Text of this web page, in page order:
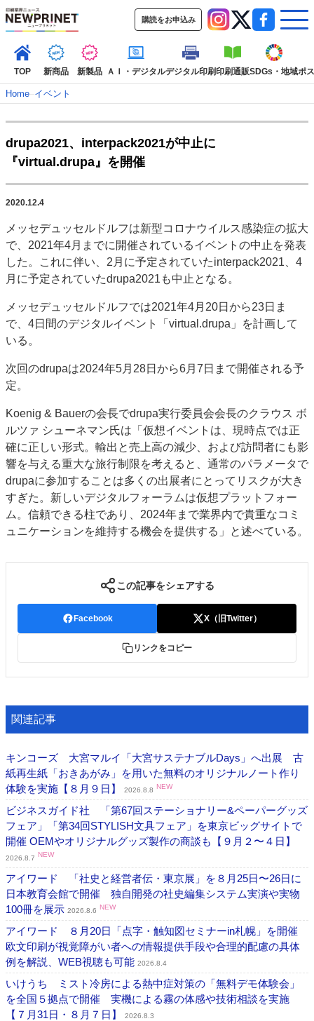
購読をお申込み
TOP 新商品 新製品 ＡＩ・デジタルデジタル印刷印刷通販SDGs・地域ポ
TOP
新着記事 特集記事
インタビュー
コレクション
SDGs・地域
ポストプレス ビジネス イベント 信用情報
業界
市場・統計
人事・移転・異動・訃報
特集記事カテゴリー一覧
2022 見える化・MIS特集
特集・デジタル印刷 アイデアで勝負！ ～多様なビジネス・多彩な商材～
特集・デジタル印刷 ～ 新成長軌道を描く
発刊案内
JFPI印刷用語集 印刷機材年鑑
運営
会社案内
購読・購入申し込み
サイトポリシー
お問い合わせ
Home–イベント
drupa2021、interpack2021が中止に
『virtual.drupa』を開催
2020.12.4
メッセデュッセルドルフは新型コロナウイルス感染症の拡大
で、2021年4月までに開催されているイベントの中止を発表
した。これに伴い、2月に予定されていたinterpack2021、4
月に予定されていたdrupa2021も中止となる。
メッセデュッセルドルフでは2021年4月20日から23日ま
で、4日間のデジタルイベント「virtual.drupa」を計画して
いる。
次回のdrupaは2024年5月28日から6月7日まで開催される予
定。
Koenig & Bauerの会長でdrupa実行委員会会長のクラウス ボ
ルツァ シューネマン氏は「仮想イベントは、現時点では正
確に正しい形式。輸出と売上高の減少、および訪問者にも影
響を与える重大な旅行制限を考えると、通常のパラメータで
drupaに参加することは多くの出展者にとってリスクが大き
すぎた。新しいデジタルフォーラムは仮想プラットフォー
ム。信頼できる柱であり、2024年まで業界内で貴重なコミ
ュニケーションを維持する機会を提供する」と述べている。
この記事をシェアする
Facebook X（旧Twitter）
リンクをコピー
関連記事
キンコーズ 大宮マルイ「大宮サステナブルDays」へ出展 古
紙再生紙「おきあがみ」を用いた無料のオリジナルノート作り
体験を実施【８月９日】
2026.8.8 NEW
ビジネスガイド社 「第67回ステーショナリー&ペーパーグッズ
フェア」「第34回STYLISH文具フェア」を東京ビッグサイトで
開催 OEMやオリジナルグッズ製作の商談も【９月２〜４日】
2026.8.7 NEW
アイワード 「社史と経営者伝・東京展」を８月25日〜26日に
日本教育会館で開催 独自開発の社史編集システム実演や実物
100冊を展示 2026.8.6 NEW
アイワード ８月20日「点字・触知図セミナーin札幌」を開催
欧文印刷が視覚障がい者への情報提供手段や合理的配慮の具体
例を解説、WEB視聴も可能 2026.8.4
いけうち ミスト冷房による熱中症対策の「無料デモ体験会」
を全国５拠点で開催 実機による霧の体感や技術相談を実施
【７月31日・８月７日】
2026.8.3